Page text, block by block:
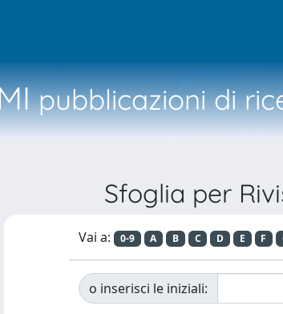
pubblicazioni di
Sfoglia per
Vai a: 0-9 A B C D E F
o inserisci le iniziali: